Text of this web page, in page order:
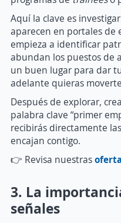
Aquí la clave es
aparecen en portales de
empieza a identificar
abundan los puestos de
un buen lugar para dar
adelante quieras
Después de explorar,
palabra clave “primer
recibirás directamente
encajan contigo.
👉 Revisa nuestras
3. La
señales